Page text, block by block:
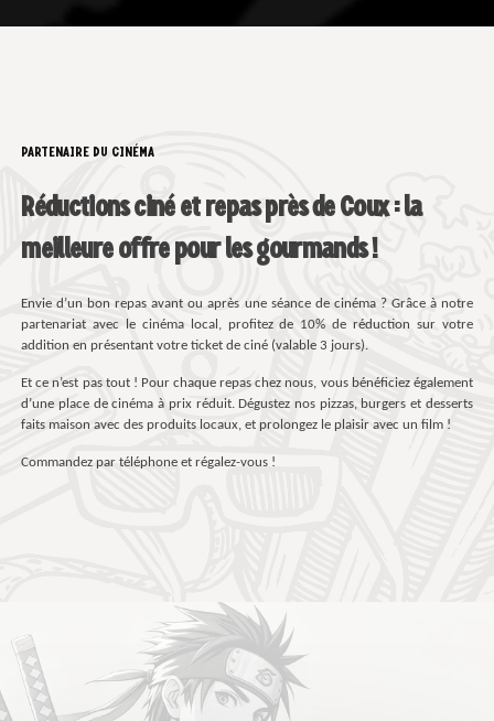
PARTENAIRE DU CINÉMA
Réductions ciné et repas près de Coux : la
meilleure offre pour les gourmands !
Envie d’un bon repas avant ou après une séance de cinéma ? Grâce à notre
partenariat avec le cinéma local, profitez de 10% de réduction sur votre
addition en présentant votre ticket de ciné (valable 3 jours).
Et ce n’est pas tout ! Pour chaque repas chez nous, vous bénéficiez également
d’une place de cinéma à prix réduit. Dégustez nos pizzas, burgers et desserts
faits maison avec des produits locaux, et prolongez le plaisir avec un film !
Commandez par téléphone et régalez-vous !